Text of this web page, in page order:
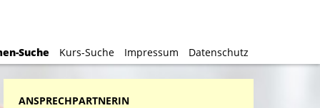
Suche Kurs-Suche Impressum Datenschutz
Suche Kurs-Suche Impressum Datenschutz
ANSPRECHPARTNERIN